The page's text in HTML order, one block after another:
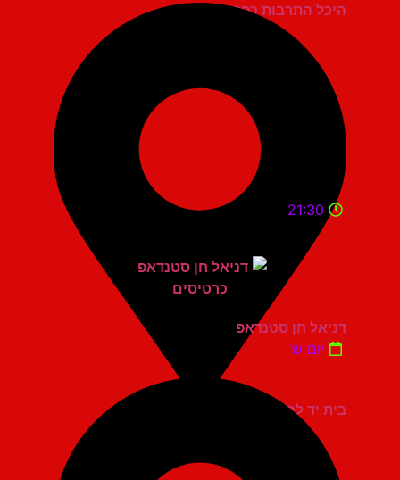
היכל התרבות כפר סבא
בית יד לבנים אשדוד
21:30
דניאל חן סטנדאפ
יום ש'